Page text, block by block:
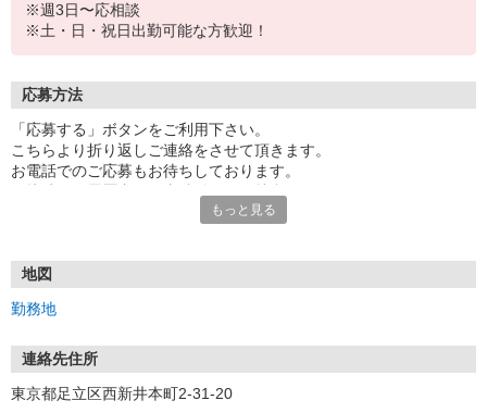
※週3日〜応相談
※土・日・祝日出勤可能な方歓迎！
応募方法
「応募する」ボタンをご利用下さい。
こちらより折り返しご連絡をさせて頂きます。
お電話でのご応募もお待ちしております。
もっと見る
地図
勤務地
連絡先住所
東京都足立区西新井本町2-31-20